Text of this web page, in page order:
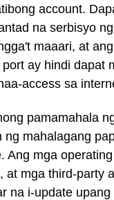
account.
na serbisyo
maaari, at
ay hindi dapat
access sa
pamamahala
ng mahalagang
Ang mga
at mga third-party
na i-update